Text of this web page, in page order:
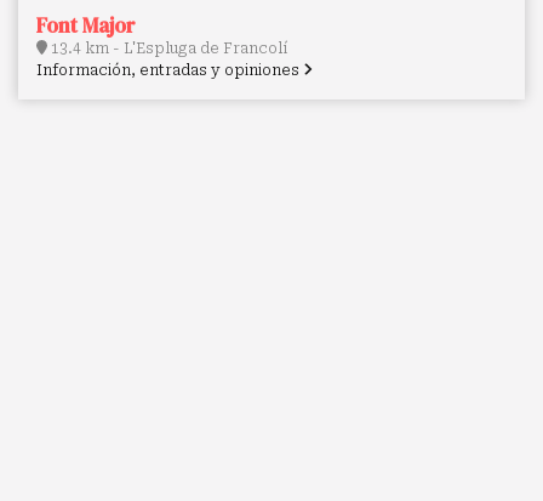
Font Major
13.4 km - L'Espluga de Francolí
Información, entradas y opiniones